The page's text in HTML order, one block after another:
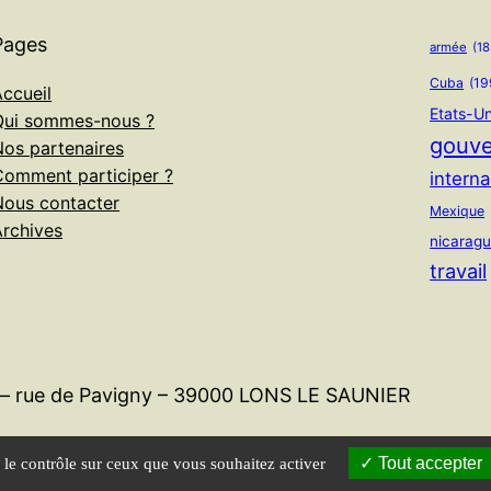
sommes-nous ?
partenaires
participer ?
contacter
armée
Cuba
Etats-
Mexique
travail
rue de Pavigny – 39000 LONS LE SAUNIER
contrôle sur ceux que vous souhaitez activer Tout accepter